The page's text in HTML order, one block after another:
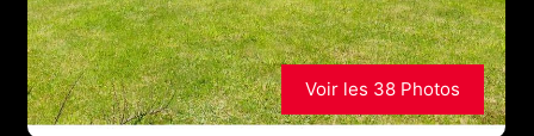
Voir les 38 Photos